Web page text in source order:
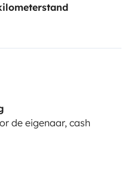
de eigenaar, cash